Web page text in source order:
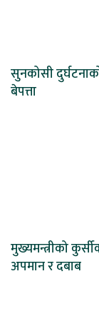
सुनकोसी
बेपत्ता
मुख्यमन्त्रीको
अपमान र दबाब